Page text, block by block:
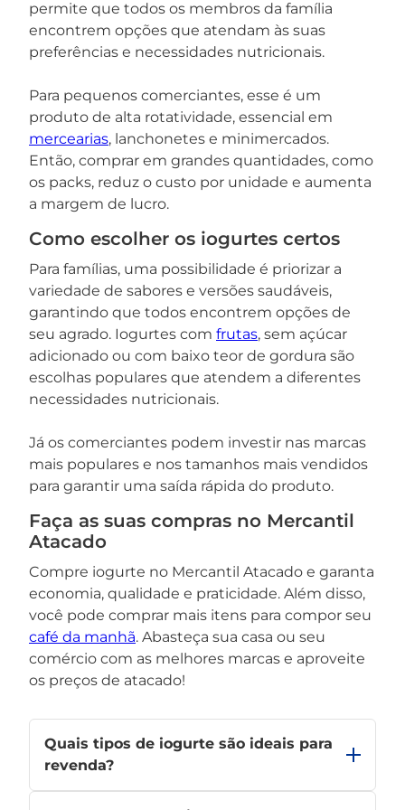
permite que todos os membros da família
encontrem opções que atendam às suas
preferências e necessidades nutricionais.
Para pequenos comerciantes, esse é um
produto de alta rotatividade, essencial em
mercearias, lanchonetes e minimercados.
Então, comprar em grandes quantidades, como
os packs, reduz o custo por unidade e aumenta
a margem de lucro.
Como escolher os iogurtes certos
Para famílias, uma possibilidade é priorizar a
variedade de sabores e versões saudáveis,
garantindo que todos encontrem opções de
seu agrado. Iogurtes com frutas, sem açúcar
adicionado ou com baixo teor de gordura são
escolhas populares que atendem a diferentes
necessidades nutricionais.
Já os comerciantes podem investir nas marcas
mais populares e nos tamanhos mais vendidos
para garantir uma saída rápida do produto.
Faça as suas compras no Mercantil
Atacado
Compre iogurte no Mercantil Atacado e garanta
economia, qualidade e praticidade. Além disso,
você pode comprar mais itens para compor seu
café da manhã. Abasteça sua casa ou seu
comércio com as melhores marcas e aproveite
os preços de atacado!
Quais tipos de iogurte são ideais para
revenda?